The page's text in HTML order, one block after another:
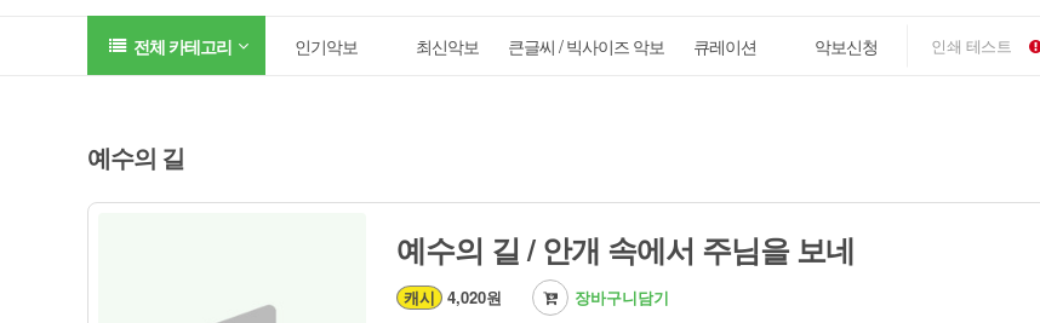
전체 카테고리 인기악보 최신악보 큰글씨 / 빅사이즈 악보 큐레이션 악보신청 인쇄 테스트
예수의 길
예수의 길 / 안개 속에서 주님을 보네
캐시 4,020원 장바구니담기